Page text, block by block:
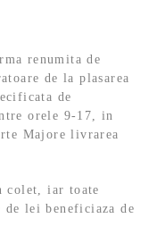
renumita de
de la plasarea
de
orele 9-17, in
Majore livrarea
colet, iar toate
de lei beneficiaza de